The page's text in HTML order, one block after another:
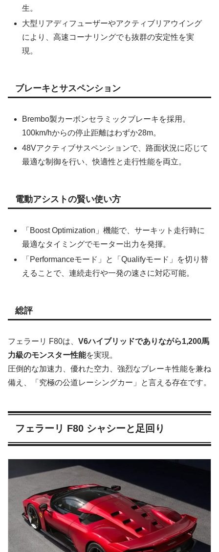
生。
大型リアディフューザーやアクティブリアウイング
により、高速コーナリングでも抜群の安定性を実
現。
ブレーキとサスペンション
Brembo製カーボンセラミックブレーキを採用。
100km/hからの停止距離はわずか28m。
48Vアクティブサスペンションで、路面状況に応じて
最適な制御を行い、快適性と走行性能を両立。
電動アシストの賢い使い方
「Boost Optimization」機能で、サーキット走行時に
最適なタイミングでモーター出力を発揮。
「Performanceモード」と「Qualifyモード」を切り替
えることで、連続走行や一発の速さに対応可能。
総評
フェラーリ F80は、 V6ハイブリッドでありながら1,200馬
力級のモンスター性能を実現。
圧倒的な加速力、優れた空力、強烈なブレーキ性能を兼ね
備え、「究極の公道レーシングカー」と言える存在です。
フェラーリ F80 シャシーと足回り